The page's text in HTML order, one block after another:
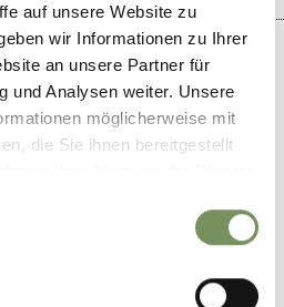
auf unsere Website zu
wir Informationen zu Ihrer
an unsere Partner für
und Analysen weiter. Unsere
möglicherweise mit
die Sie ihnen bereitgestellt